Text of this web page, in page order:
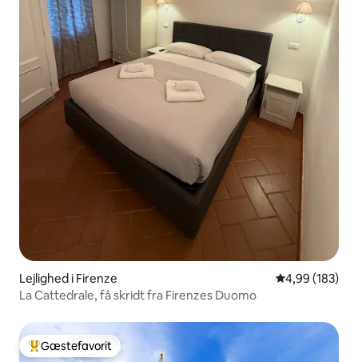
Lejlighed i Firenze 4,99 ud af 5 i
4,99 (183)
La Cattedrale, få skridt fra Firenzes Duomo
Bedste gæstefavorit
Gæstefavorit